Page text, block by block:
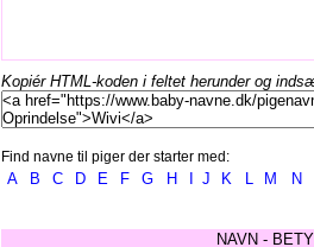
Kopiér HTML-koden i feltet herunder og
Find navne til piger der starter med:
A B C D E F G H J K L M N
NAVN -